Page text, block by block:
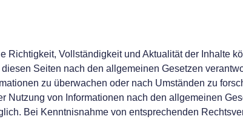
Richtigkeit, Vollständigkeit und Aktualität der Inhalte
Seiten nach den allgemeinen Gesetzen
zu überwachen oder nach Umständen zu
Nutzung von Informationen nach den allgemeinen
Bei Kenntnisnahme von entsprechenden